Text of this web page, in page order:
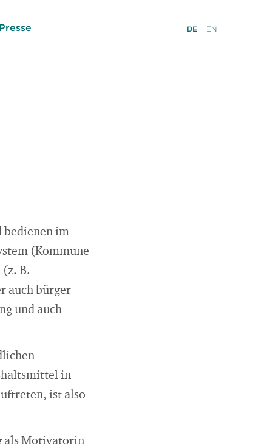
DE EN
bedienen im
(Kommune
B.
auch bürger-
und auch
in
ist also
als Motivatorin